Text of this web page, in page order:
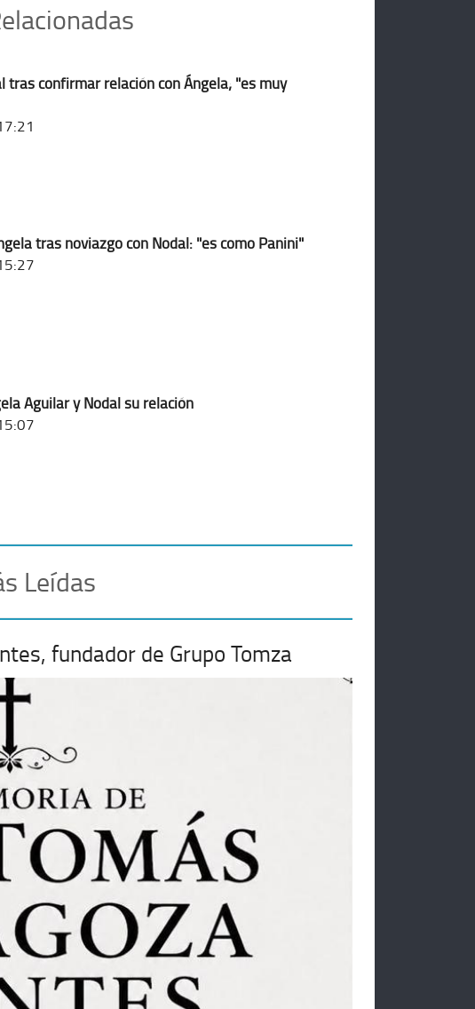
tras confirmar relación con Ángela; "es muy
tras noviazgo con Nodal: "es como Panini"
Aguilar y Nodal su relación
Leídas
fundador de Grupo Tomza